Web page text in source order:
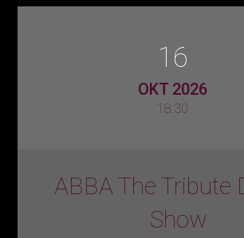
16
OKT 2026
18:30
ABBA The Tribute
Show